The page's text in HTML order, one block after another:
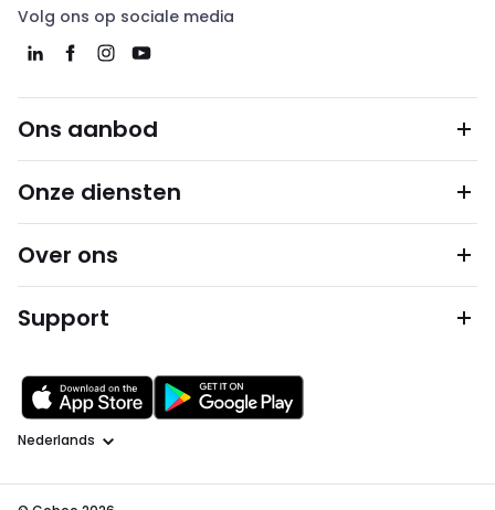
Volg ons op sociale media
Ons aanbod
Onze diensten
Over ons
Support
Taal